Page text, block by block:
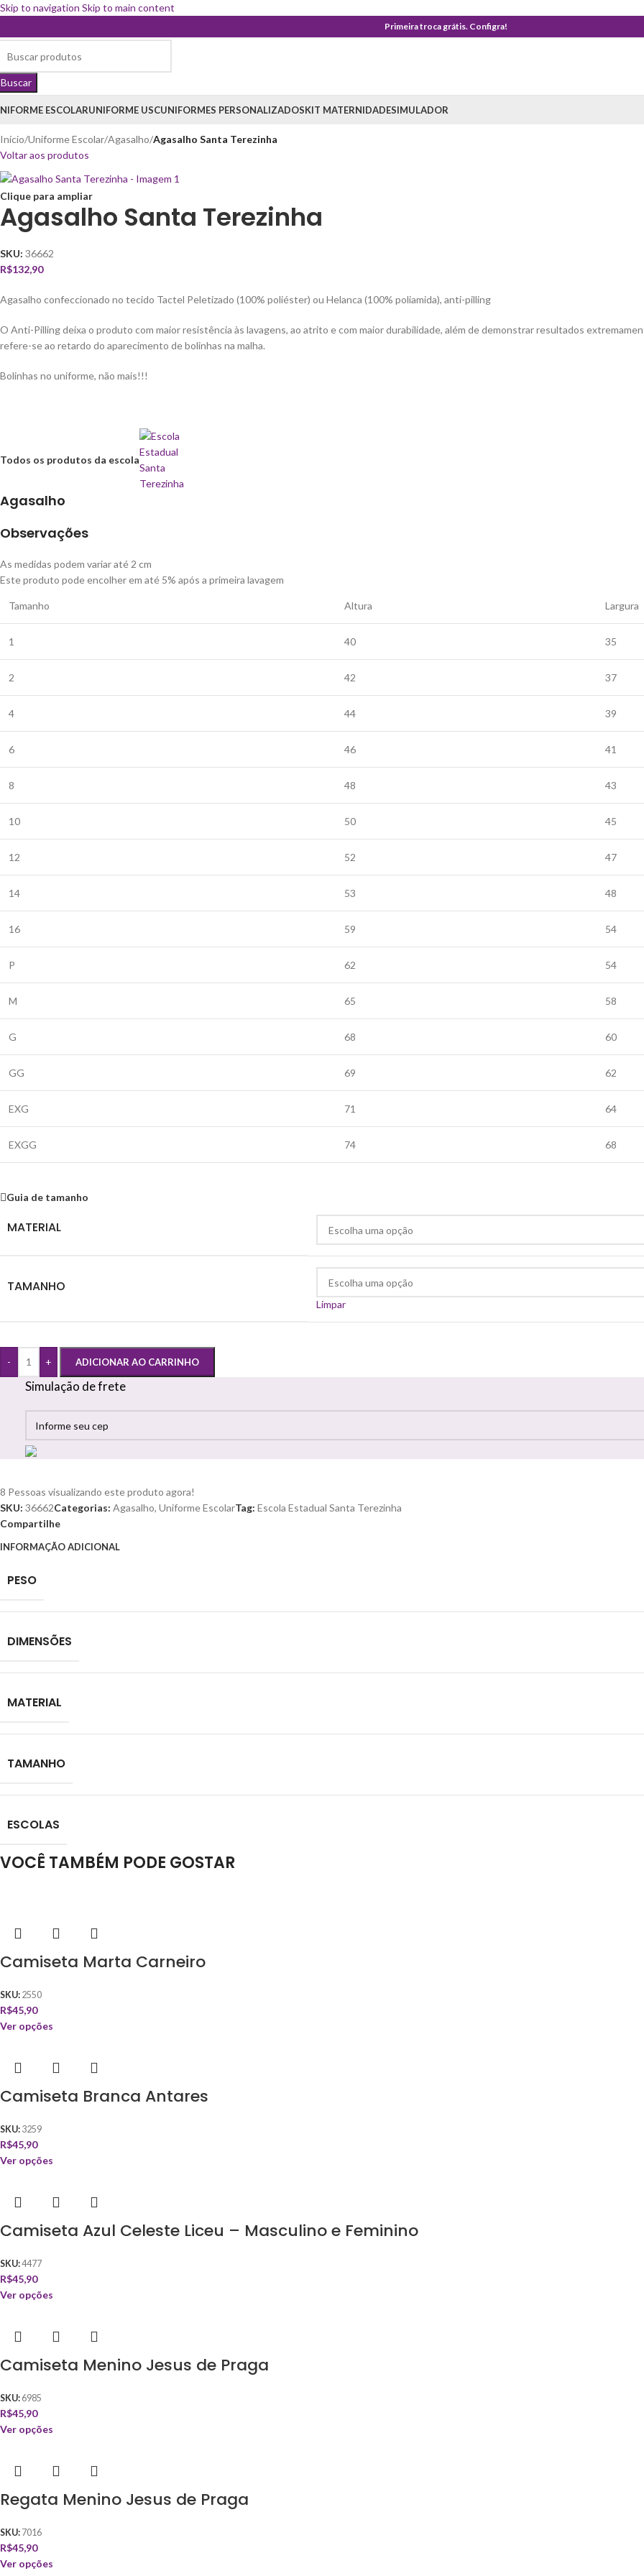
Skip to navigation Skip to main content
Primeira troca grátis. Configra!
Buscar
ESCOLARUNIFORME USCUNIFORMES PERSONALIZADOSKIT MATERNIDADESIMULADOR
Início/Uniforme Escolar/Agasalho/Agasalho Santa Terezinha
Voltar aos produtos
Clique para ampliar
Agasalho Santa Terezinha
SKU: 36662
R$132,90
Agasalho confeccionado no tecido Tactel Peletizado (100% poliéster) ou Helanca (100% poliamida), anti-pilling
O Anti-Pilling deixa o produto com maior resistência às lavagens, ao atrito e com maior durabilidade, além de demonstrar resultados
refere-se ao retardo do aparecimento de bolinhas na malha.
Bolinhas no uniforme, não mais!!!
Todos os produtos da escola
Agasalho
Observações
As medidas podem variar até 2 cm
Este produto pode encolher em até 5% após a primeira lavagem
Tamanho Altura Largura
1 40 35
2 42 37
4 44 39
6 46 41
8 48 43
10 50 45
12 52 47
14 53 48
16 59 54
P 62 54
M 65 58
G 68 60
GG 69 62
EXG 71 64
EXGG 74 68
Guia de tamanho
MATERIAL
TAMANHO
Limpar
- + ADICIONAR AO CARRINHO
Simulação de frete
8 Pessoas visualizando este produto agora!
SKU: 36662Categorias: Agasalho, Uniforme EscolarTag: Escola Estadual Santa Terezinha
Compartilhe
INFORMAÇÃO ADICIONAL
PESO
DIMENSÕES
MATERIAL
TAMANHO
ESCOLAS
VOCÊ TAMBÉM PODE GOSTAR
Camiseta Marta Carneiro
SKU: 2550
R$45,90
Ver opções
Camiseta Branca Antares
SKU: 3259
R$45,90
Ver opções
Camiseta Azul Celeste Liceu – Masculino e Feminino
SKU:4477
R$45,90
Ver opções
Camiseta Menino Jesus de Praga
SKU: 6985
R$45,90
Ver opções
Regata Menino Jesus de Praga
SKU: 7016
R$45,90
Ver opções